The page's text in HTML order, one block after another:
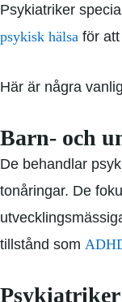
Psykiatriker
psykisk hälsa för
Här är några
Barn- och
De behandlar
tonåringar. De
tillstånd som